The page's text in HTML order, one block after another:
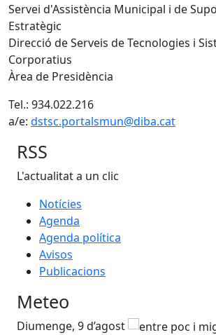
Servei d'Assistència Municipal i de
Estratègic
Direcció de Serveis de Tecnologies i
Corporatius
Àrea de Presidència
Tel.: 934.022.216
a/e: dstsc.portalsmun@diba.cat
RSS
L'actualitat a un clic
Notícies
Agenda
Agenda política
Avisos
Publicacions
Meteo
Diumenge, 9 d’agost